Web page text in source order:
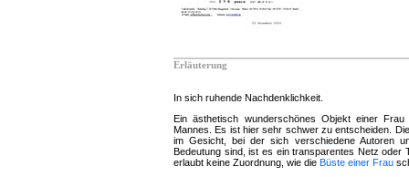
Erläuterung
In sich ruhende Nachdenklichkeit.
Ein ästhetisch wunderschönes Objekt einer
Mannes. Es ist hier sehr schwer zu entscheiden.
im Gesicht, bei der sich verschiedene Autoren
Bedeutung sind, ist es ein transparentes Netz oder
erlaubt keine Zuordnung, wie die Büste einer Frau